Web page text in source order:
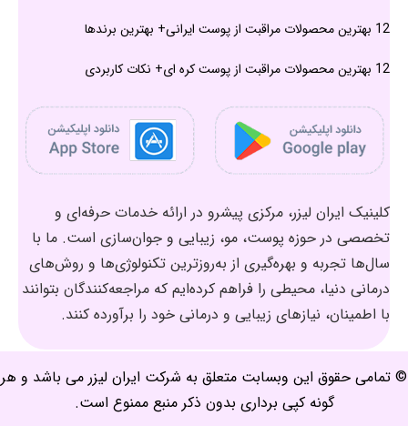
12 بهترین محصولات مراقبت از پوست ایرانی+ بهترین برندها
12 بهترین محصولات مراقبت از پوست کره ای+ نکات کاربردی
کلینیک ایران لیزر، مرکزی پیشرو در ارائه خدمات حرفه‌ای و
تخصصی در حوزه پوست، مو، زیبایی و جوان‌سازی است. ما با
سال‌ها تجربه و بهره‌گیری از به‌روزترین تکنولوژی‌ها و روش‌های
درمانی دنیا، محیطی را فراهم کرده‌ایم که مراجعه‌کنندگان بتوانند
با اطمینان، نیازهای زیبایی و درمانی خود را برآورده کنند.
© تمامی حقوق این وبسابت متعلق به شرکت ایران لیزر می باشد و هر
گونه کپی برداری بدون ذکر منبع ممنوع است.